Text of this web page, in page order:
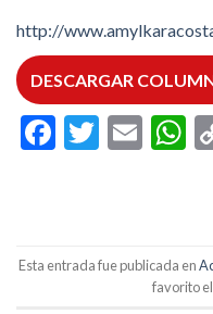
http://
DESCARGAR
Facebook
Twitter
Esta entrada fue publicada en
favorito el